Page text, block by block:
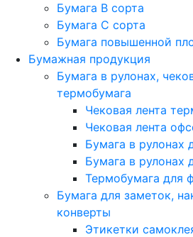
Бумага B сорта
Бумага C сорта
Бумага повышенной
Бумажная продукция
Бумага в рулонах,
термобумага
Чековая лента
Чековая лента
Бумага в рулонах
Бумага в рулонах
Термобумага для
Бумага для заметок,
конверты
Этикетки